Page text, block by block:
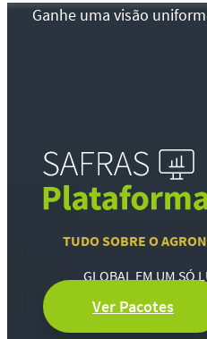
Ganhe uma visão
TUDO SOBRE O
GLOBAL EM UM SÓ
Ver Pacotes